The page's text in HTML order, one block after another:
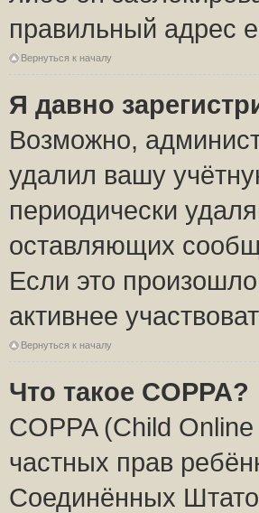
правильный адрес
Вернуться к началу
Я давно
Возможно,
удалил вашу
периодически
оставляющих
Если это
активнее
Вернуться к началу
Что такое COPPA?
COPPA (Child
частных прав
Соединённых